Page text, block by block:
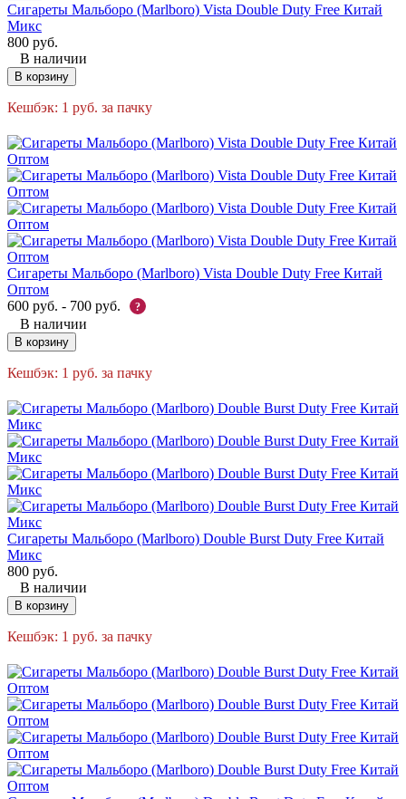
Сигареты Мальборо (Marlboro) Vista Double Duty Free Китай
Микс
800 руб.
В наличии
В корзину
Кешбэк: 1 руб. за пачку
Сигареты Мальборо (Marlboro) Vista Double Duty Free Китай
Оптом
600 руб. - 700 руб. ?
В наличии
В корзину
Кешбэк: 1 руб. за пачку
Сигареты Мальборо (Marlboro) Double Burst Duty Free Китай
Микс
800 руб.
В наличии
В корзину
Кешбэк: 1 руб. за пачку